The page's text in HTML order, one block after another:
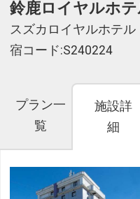
鈴鹿ロイヤルホ
スズカロイヤルホテル
宿コード:S240224
プラン一
覧
施設詳
細